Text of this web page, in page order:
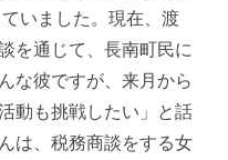
いました。現在、渡
を通じて、長南町民に
な彼ですが、来月から
動も挑戦したい」と話
は、税務商談をする女